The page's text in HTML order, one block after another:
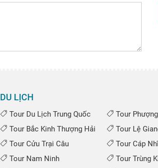
DU LỊCH
Tour Du Lịch Trung Quốc
Tour
Tour Bắc Kinh Thượng Hải
Tour Lệ
Tour Cửu Trại Câu
Tour Cáp
Tour Nam Ninh
Tour Trùng